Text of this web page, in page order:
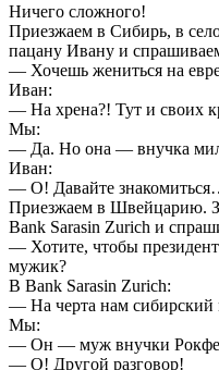
Ничего сложного!
Приезжаем в Сибирь, в
пацану Ивану и
— Хочешь жениться на
Иван:
— На хрена?! Тут и своих
Мы:
— Да. Но она — внучка
Иван:
— О! Давайте
Приезжаем в Швейцарию.
Bank Sarasin Zurich и
— Хотите, чтобы
мужик?
В Bank Sarasin Zurich:
— На черта нам сибирский
Мы:
— Он — муж внучки
— О! Другой разговор!